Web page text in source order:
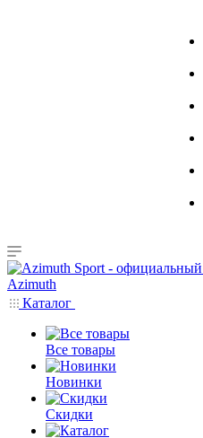
Каталог
Все товары
Новинки
Скидки